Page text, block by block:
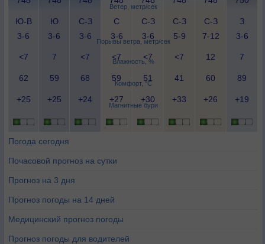
Ветер, метр/сек
Порывы ветра, метр/сек
Влажность, %
Комфорт, °C
Магнитные бури
Ю-В
3-6
Ю
3-6
С-З
3-6
С
3-6
С-З
3-6
С-З
5-9
С-З
7-12
З
3-6
<7 7 <7 <7 <7 <7 12 7
62 59 68 59 51 41 60 89
+25 +25 +24 +27 +30 +33 +26 +19
Погода сегодня
Почасовой прогноз на сутки
Прогноз на 3 дня
Прогноз погоды на 14 дней
Медицинский прогноз погоды
Прогноз погоды для водителей